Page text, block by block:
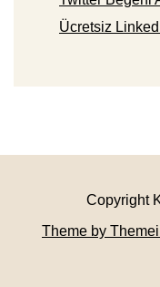
Ücretsiz
Copyright
Theme by